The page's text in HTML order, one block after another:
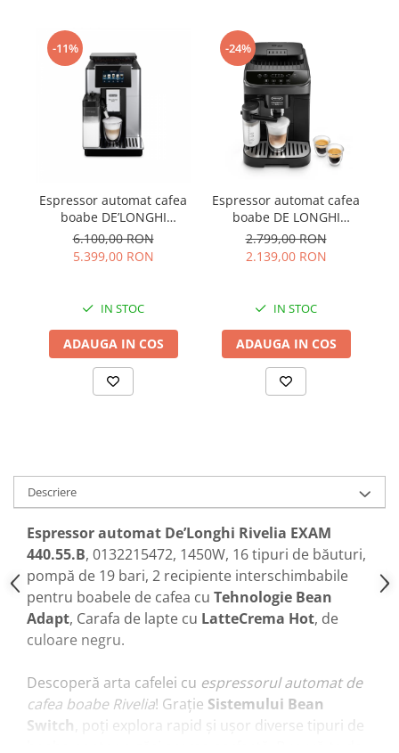
-11%
Espressor automat cafea
boabe DE’LONGHI
PrimaDonna SOUL ECAM
610.55.SB
6.100,00 RON
5.399,00 RON
IN STOC
ADAUGA IN COS
-24%
Espressor automat cafea
boabe DE LONGHI
Magnifica Evo
ECAM290.51.B
2.799,00 RON
2.139,00 RON
IN STOC
ADAUGA IN COS
Descriere
Espressor automat De’Longhi Rivelia EXAM
440.55.B, 0132215472, 1450W, 16 tipuri de băuturi,
pompă de 19 bari, 2 recipiente interschimbabile
pentru boabele de cafea cu Tehnologie Bean
Adapt, Carafa de lapte cu LatteCrema Hot, de
culoare negru.
Descoperă arta cafelei cu espressorul automat de
cafea boabe Rivelia! Grație Sistemului Bean
Switch , poți explora rapid și ușor diverse tipuri de